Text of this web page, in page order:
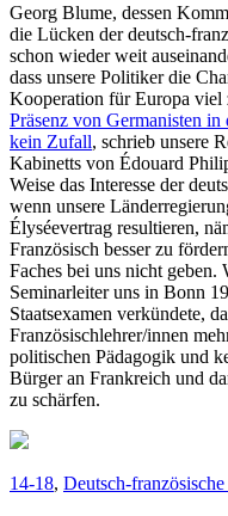
Georg Blume, dessen
die Lücken der deutsch-
schon wieder weit
dass unsere Politiker die
Kooperation für Europa
Präsenz von Germanisten
kein Zufall, schrieb unsere
Kabinetts von Édouard
Weise das Interesse der
wenn unsere
Élyséevertrag resultieren,
Französisch besser zu
Faches bei uns nicht geben.
Seminarleiter uns in Bonn
Staatsexamen verkündete,
Französischlehrer/innen
politischen Pädagogik und
Bürger an Frankreich und
zu schärfen.
14-18, Deutsch-